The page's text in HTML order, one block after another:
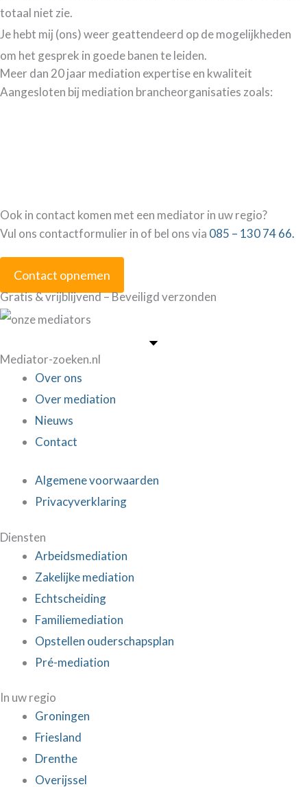
totaal niet zie.
Je hebt mij (ons) weer geattendeerd op de mogelijkheden
om het gesprek in goede banen te leiden.
Meer dan 20 jaar mediation expertise en kwaliteit
Aangesloten bij mediation brancheorganisaties zoals:
Ook in contact komen met een mediator in uw regio?
Vul ons contactformulier in of bel ons via 085 – 130 74 66.
Contact opnemen
Gratis & vrijblijvend – Beveiligd verzonden
Mediator-zoeken.nl
Over ons
Over mediation
Nieuws
Contact
Algemene voorwaarden
Privacyverklaring
Diensten
Arbeidsmediation
Zakelijke mediation
Echtscheiding
Familiemediation
Opstellen ouderschapsplan
Pré-mediation
In uw regio
Groningen
Friesland
Drenthe
Overijssel